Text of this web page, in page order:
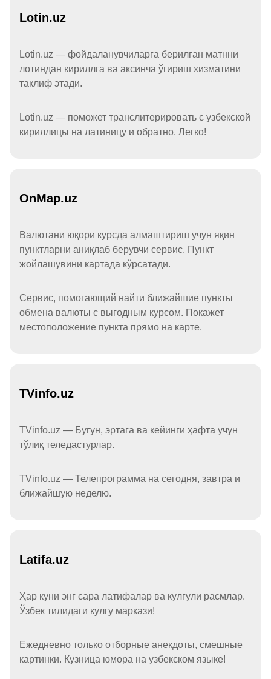
Lotin.uz
Lotin.uz — фойдаланувчиларга берилган матнни
лотиндан кириллга ва аксинча ўгириш хизматини
таклиф этади.
Lotin.uz — поможет транслитерировать с узбекской
кириллицы на латиницу и обратно. Легко!
OnMap.uz
Валютани юқори курсда алмаштириш учун яқин
пунктларни аниқлаб берувчи сервис. Пункт
жойлашувини картада кўрсатади.
Сервис, помогающий найти ближайшие пункты
обмена валюты с выгодным курсом. Покажет
местоположение пункта прямо на карте.
TVinfo.uz
TVinfo.uz — Бугун, эртага ва кейинги ҳафта учун
тўлиқ теледастурлар.
TVinfo.uz — Телепрограмма на сегодня, завтра и
ближайшую неделю.
Latifa.uz
Ҳар куни энг сара латифалар ва кулгули расмлар.
Ўзбек тилидаги кулгу маркази!
Ежедневно только отборные анекдоты, смешные
картинки. Кузница юмора на узбекском языке!